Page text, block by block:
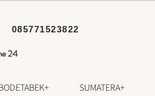
085771523822
24
SUMATERA+